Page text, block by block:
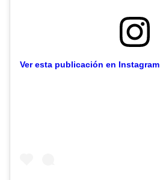
Ver esta publicación en Instagram